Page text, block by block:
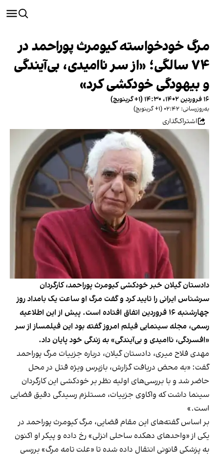
مرگ خودخواسته کیومرث پوراحمد در
۷۴ سالگی؛ «از سر ناامیدی، بی‌آیندگی
و بیهودگی خودکشی کرد»
۱۶ فروردین ۱۴۰۲، ۱۴:۳۰ (‎+۱ گرینویچ)
به‌روزرسانی: ۰۲:۴۲ (‎+۱ گرینویچ)
اشتراک‌گذاری
دادستان گیلان خبر خودکشی کیومرث پوراحمد، کارگردان
سرشناس ایرانی را تایید کرد و گفت مرگ او ساعت یک بامداد روز
چهارشنبه ۱۶ فروردین اتفاق افتاده است. پیش از این اطلاعیه
رسمی، مجله سینمایی فیلم امروز گفته بود این فیلمساز از سر
«افسردگی، ناامیدی و بی‌آیندگی» به زندگی خود پایان داد.
مهدی فلاح میری، دادستان گیلان، درباره جزییات مرگ پوراحمد
گفت: «به محض دریافت گزارش، بازپرس ویژه قتل در محل
حاضر شد و با بررسی‌های اولیه نظر بر خودکشی این کارگردان
سینما داشت که واکاوی جزییات، مستلزم رسیدگی دقیق قضایی
است.»
بر اساس گفته‌های این مقام قضایی، مرگ کیومرث پوراحمد در
یکی از «واحد‌های دهکده ساحلی انزلی» رخ داده و پیکر او اکنون
به پزشکی قانونی انتقال داده شده تا «علت تامه مرگ» بررسی